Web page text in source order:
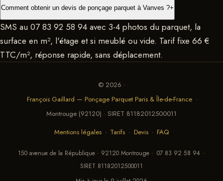
Comment obtenir un devis de ponçage parquet à Vanves ?+
SMS au 07 83 92 58 94 avec 3-4 photos du parquet, la
surface en m², l'étage et si meublé ou vide. Tarif fixe 66 €
TTC/m², réponse rapide, sans déplacement.
© 2026 ·
François Gaillard — Ponçage Parquet Paris & Île-de-France ·
Montrouge (92120) · SIRET 81182012500011
Mentions légales · Tarifs · Devis · FAQ
150 avenue de la République · 92120 Montrouge · 07 83 92 58 94 ·
SIRET 81182012500011